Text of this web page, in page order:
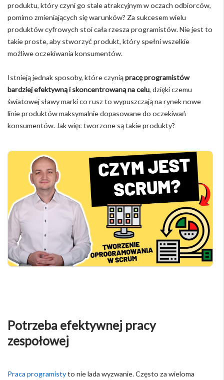
produktu, który czyni go stale atrakcyjnym w oczach odbiorców,
pomimo zmieniających się warunków? Za sukcesem wielu
produktów cyfrowych stoi cała rzesza programistów. Nie jest to
takie proste, aby stworzyć produkt, który spełni wszelkie
możliwe oczekiwania konsumentów.
Istnieją jednak sposoby, które czyniąpracę programistów
bardziej efektywną i skoncentrowaną na celu, dzięki czemu
światowej sławy marki co rusz to wypuszczają na rynek nowe
linie produktów maksymalnie dopasowane do oczekiwań
konsumentów. Jak więc tworzone są takie produkty?
Potrzeba efektywnej pracy
zespołowej
Praca programistyto nie lada wyzwanie. Często za wieloma